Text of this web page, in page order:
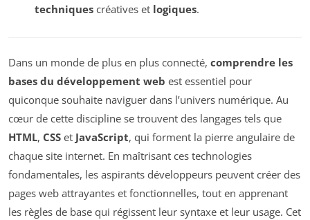
techniquescréatives et logiques.
Dans un monde de plus en plus connecté, comprendre les
bases du développement web est essentiel pour
quiconque souhaite naviguer dans l’univers numérique. Au
cœur de cette discipline se trouvent des langages tels que
HTML, CSS et JavaScript, qui forment la pierre angulaire de
chaque site internet. En maîtrisant ces technologies
fondamentales, les aspirants développeurs peuvent créer des
pages web attrayantes et fonctionnelles, tout en apprenant
les règles de base qui régissent leur syntaxe et leur usage. Cet